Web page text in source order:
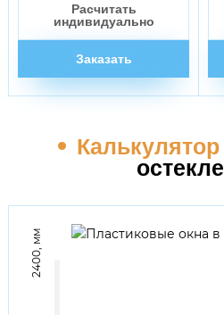
Заказать
Расчитать
индивидуально
Калькулятор
2400